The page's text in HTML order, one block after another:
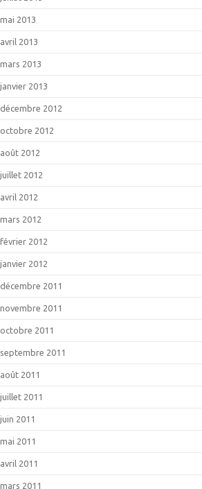
mai 2013
avril 2013
mars 2013
janvier 2013
décembre 2012
octobre 2012
août 2012
juillet 2012
avril 2012
mars 2012
février 2012
janvier 2012
décembre 2011
novembre 2011
octobre 2011
septembre 2011
août 2011
juillet 2011
juin 2011
mai 2011
avril 2011
mars 2011